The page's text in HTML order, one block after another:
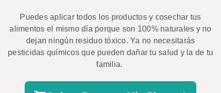
Puedes aplicar todos los productos y cosechar tus
alimentos el mismo día porque son 100% naturales y no
dejan ningún residuo tóxico. Ya no necesitarás
pesticidas químicos que pueden dañar tu salud y la de tu
familia.